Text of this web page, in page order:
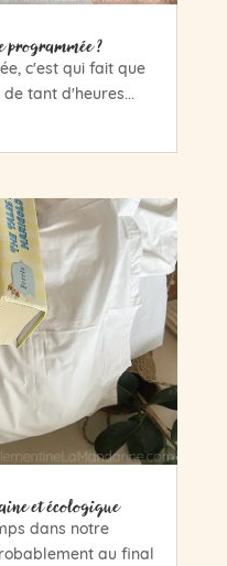
programmée ?
c'est qui fait que
tant d'heures...
et écologique
dans notre
au final